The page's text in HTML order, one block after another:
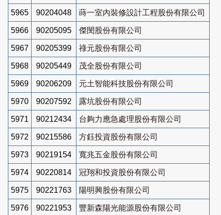
5965 90204048 蒔一室內裝修設計工程股份有限公司
5966 90205095 傑閔股份有限公司
5967 90205399 祿元股份有限公司
5968 90205449 茂全股份有限公司
5969 90206209 元土智能科技股份有限公司
5970 90207592 露坑股份有限公司
5971 90212434 台夠力應急處理股份有限公司
5972 90215586 方鈺投資股份有限公司
5973 90219154 寬兆五金股份有限公司
5974 90220814 冠翔和投資股份有限公司
5975 90221763 陽明興股份有限公司
5976 90221953 豐新森陽光能源股份有限公司